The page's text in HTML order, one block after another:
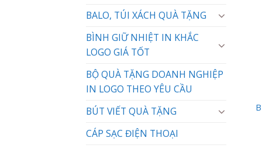
BALO, TÚI XÁCH QUÀ TẶNG
BÌNH GIỮ NHIỆT IN KHẮC
LOGO GIÁ TỐT
BỘ QUÀ TẶNG DOANH NGHIỆP
IN LOGO THEO YÊU CẦU
BÚT VIẾT QUÀ TẶNG
CÁP SẠC ĐIỆN THOẠI